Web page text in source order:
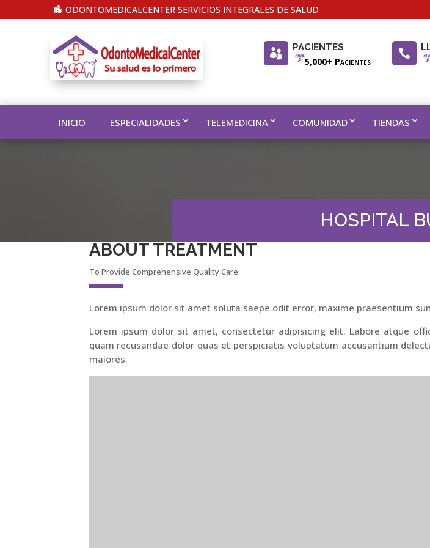
ODONTOMEDICALCENTER SERVICIOS INTEGRALES DE SALUD
 PACIENTES
5,000+ Pacientes

INICIO ESPECIALIDADES TELEMEDICINA COMUNIDAD TIENDAS
HOSPITAL
ABOUT TREATMENT
To Provide Comprehensive Quality Care
Lorem ipsum dolor sit amet soluta saepe odit error, maxime praesentium
Lorem ipsum dolor sit amet, consectetur adipisicing elit. Labore atque
quam recusandae dolor quas et perspiciatis voluptatum accusantium
maiores.